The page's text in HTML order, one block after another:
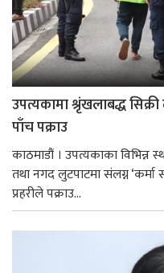
उपत्यकामा श्रृंखलाबद्ध
पाँच पक्राउ
काठमाडौं । उपत्यकाका विभिन्न
तथा नगद लुटपाटमा संलग्न
प्रहरीले पक्राउ...